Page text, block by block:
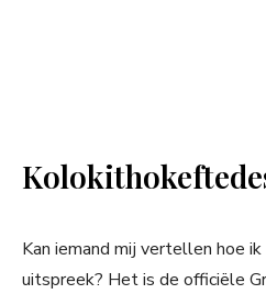
Kan iemand mij vertellen hoe
uitspreek? Het is de officiële